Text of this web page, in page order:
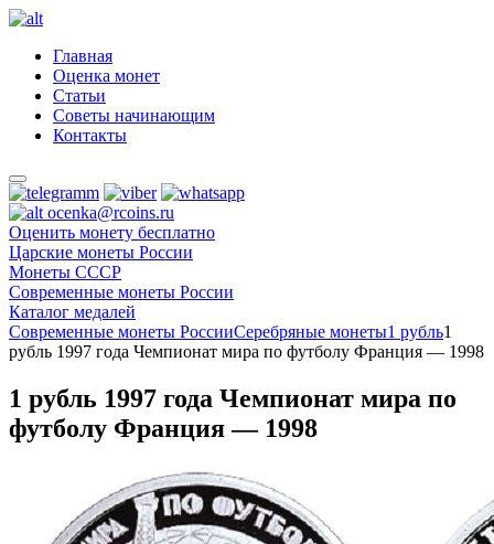
Главная
Оценка монет
Статьи
Советы начинающим
Контакты
ocenka@rcoins.ru
Оценить монету бесплатно
Царские монеты России
Монеты СССР
Современные монеты России
Каталог медалей
Современные монеты РоссииСеребряные монеты1 рубль1
рубль 1997 года Чемпионат мира по футболу Франция — 1998
1 рубль 1997 года Чемпионат мира по
футболу Франция — 1998